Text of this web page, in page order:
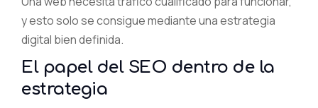
y esto solo se consigue mediante una estrategia
digital bien definida.
El papel del SEO dentro de la
estrategia